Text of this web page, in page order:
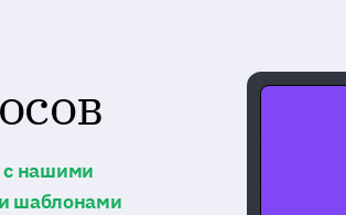
с нашими
шаблонами